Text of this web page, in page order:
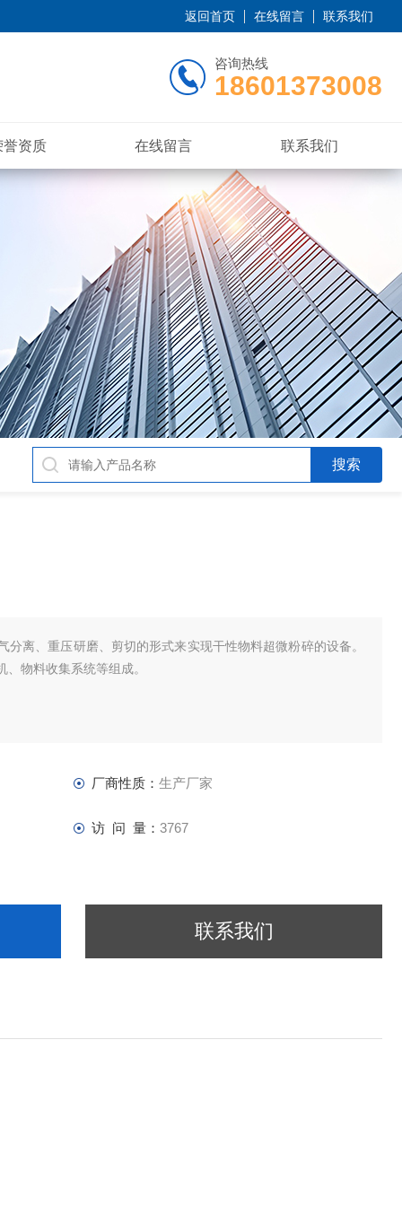
返回首页 在线留言 联系我们
咨询热线
18601373008
誉资质 在线留言 联系我们
分离、重压研磨、剪切的形式来实现干性物料超微粉碎的设备。
物料收集系统等组成。
厂商性质： 生产厂家
访 问 量： 3767
联系我们